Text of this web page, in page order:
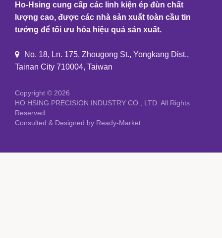
Ho-Hsing cung cấp các linh kiện ép đùn chất
lượng cao, được các nhà sản xuất toàn cầu tin
tưởng để tối ưu hóa hiệu quả sản xuất.
No. 18, Ln. 175, Zhougong St., Yongkang Dist.,
Tainan City 710004, Taiwan
Copyright © 2026
HO HSING PRECISION INDUSTRY CO., LTD. All Rights
Reserved.
Consulted & Designed by Ready-Market